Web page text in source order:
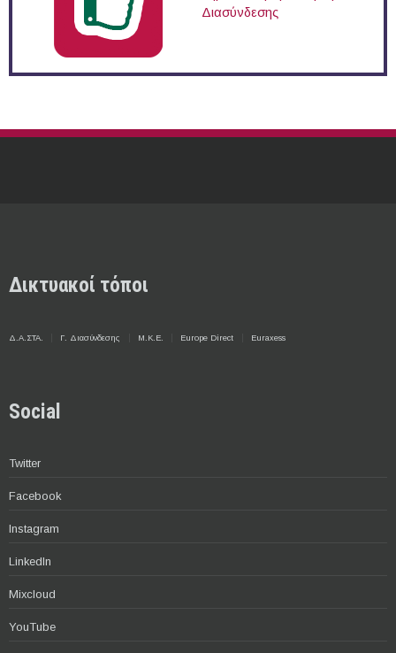
Διασύνδεσης
Δικτυακοί τόποι
Δ.Α.ΣΤΑ. Γ. Διασύνδεσης Μ.Κ.Ε. Europe Direct Euraxess
Social
Twitter
Facebook
Instagram
LinkedIn
Mixcloud
YouTube